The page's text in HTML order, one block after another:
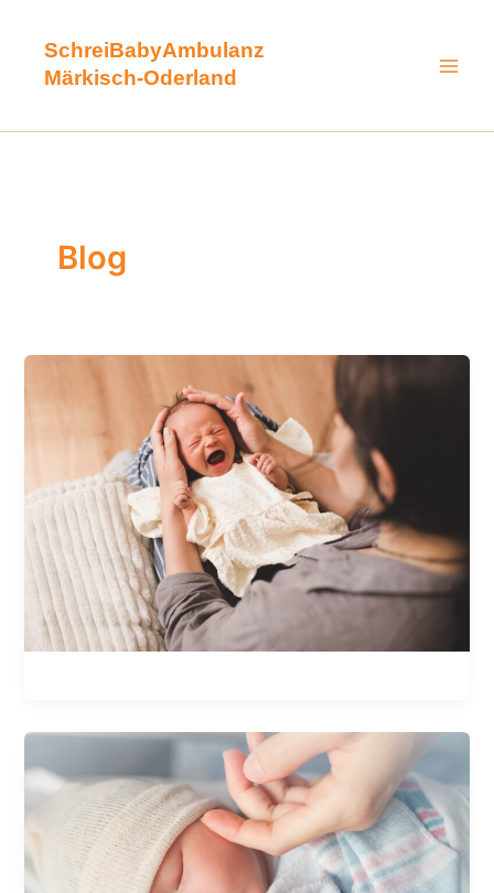
springen
SchreiBabyAmbulanz
Märkisch-Oderland
Blog